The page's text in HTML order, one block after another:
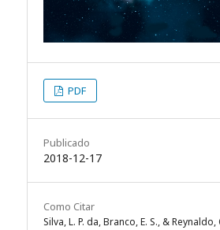
PDF
Publicado
2018-12-17
Como Citar
Silva, L. P. da, Branco, E. S., & Reynaldo,